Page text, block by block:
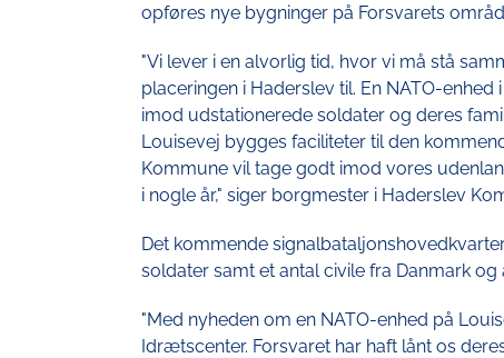
opføres nye bygninger på Forsvarets
"Vi lever i en alvorlig tid, hvor vi må stå
placeringen i Haderslev til. En NATO-
imod udstationerede soldater og deres
Louisevej bygges faciliteter til den
Kommune vil tage godt imod vores
i nogle år," siger borgmester i Haderslev
Det kommende
soldater samt et antal civile fra Danmark og
"Med nyheden om en NATO-enhed på
Idrætscenter. Forsvaret har haft lånt os